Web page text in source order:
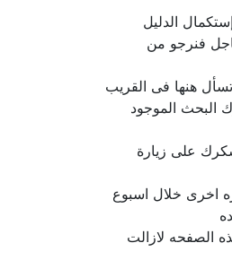
الدليل
فنرجو من
تسأل هنها فى القريب
البحث الموجود
على زيارة
اخرى خلال اسبوع
الصفحه لازالت